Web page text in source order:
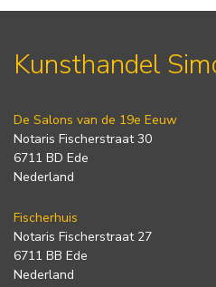
Kunsthandel
De Salons van de 19e Eeuw
Notaris Fischerstraat 30
6711 BD Ede
Nederland
Fischerhuis
Notaris Fischerstraat 27
6711 BB Ede
Nederland